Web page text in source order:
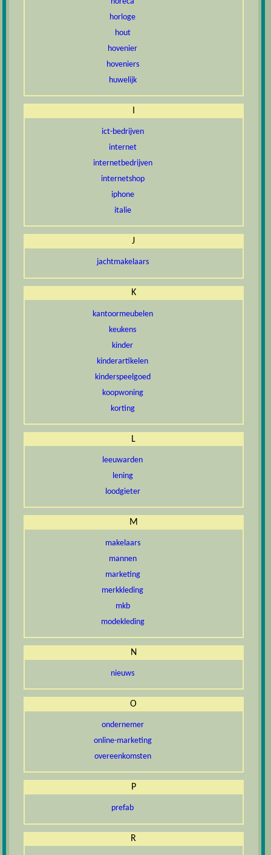
horloge
hout
hovenier
hoveniers
huwelijk
ict-bedrijven
internet
internetbedrijven
internetshop
iphone
italie
J
jachtmakelaars
K
kantoormeubelen
keukens
kinder
kinderartikelen
kinderspeelgoed
koopwoning
korting
L
leeuwarden
lening
loodgieter
M
makelaars
mannen
marketing
merkkleding
mkb
modekleding
N
nieuws
O
ondernemer
online-marketing
overeenkomsten
P
prefab
R